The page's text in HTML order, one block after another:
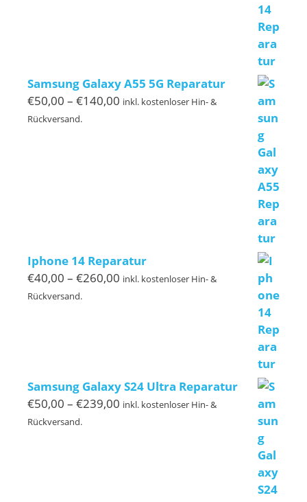
Samsung Galaxy A55 5G Reparatur
€50,00 – €140,00 Preisspanne:
inkl. kostenloser Hin- &
Rückversand.
Iphone 14 Reparatur
€40,00 – €260,00 Preisspanne:
inkl. kostenloser Hin- &
Rückversand.
Samsung Galaxy S24 Ultra Reparatur
€50,00 – €239,00 Preisspanne:
inkl. kostenloser Hin- &
Rückversand.